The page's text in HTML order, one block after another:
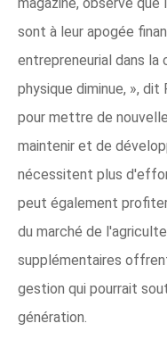
sont à leur apogée
entrepreneurial dans la
physique diminue, »,
pour mettre de
maintenir et de
nécessitent plus
peut également
du marché de
supplémentaires
gestion qui pourrait
génération.